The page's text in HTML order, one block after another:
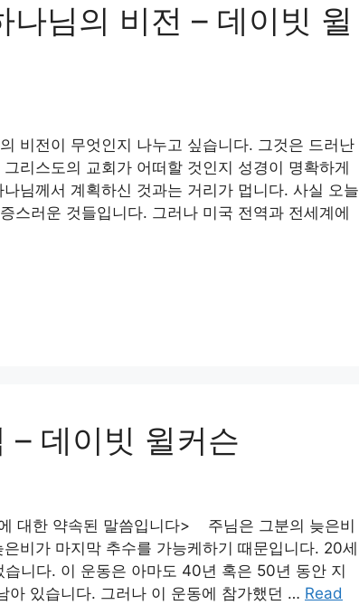
님의 비전 – 데이빗 윌
비전이 무엇인지 나누고 싶습니다. 그것은 드러난
리스도의 교회가 어떠할 것인지 성경이 명확하게
님께서 계획하신 것과는 거리가 멉니다. 사실 오늘
스러운 것들입니다. 그러나 미국 전역과 전세계에
– 데이빗 윌커슨
대한 약속된 말씀입니다> 주님은 그분의 늦은비
비가 마지막 추수를 가능케하기 때문입니다. 20세
습니다. 이 운동은 아마도 40년 혹은 50년 동안 지
아 있습니다. 그러나 이 운동에 참가했던 … Read